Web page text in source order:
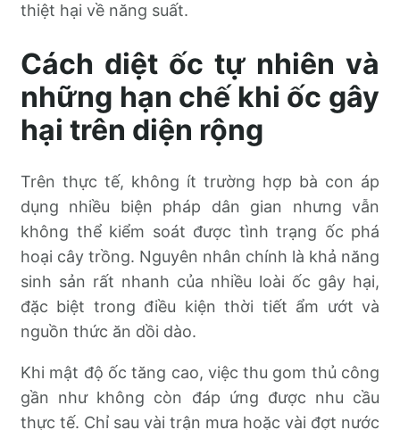
thiệt hại về năng suất.
Cách diệt ốc tự nhiên và
những hạn chế khi ốc gây
hại trên diện rộng
Trên thực tế, không ít trường hợp bà con áp
dụng nhiều biện pháp dân gian nhưng vẫn
không thể kiểm soát được tình trạng ốc phá
hoại cây trồng. Nguyên nhân chính là khả năng
sinh sản rất nhanh của nhiều loài ốc gây hại,
đặc biệt trong điều kiện thời tiết ẩm ướt và
nguồn thức ăn dồi dào.
Khi mật độ ốc tăng cao, việc thu gom thủ công
gần như không còn đáp ứng được nhu cầu
thực tế. Chỉ sau vài trận mưa hoặc vài đợt nước